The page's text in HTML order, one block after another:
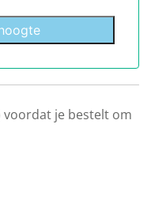
voordat je bestelt om